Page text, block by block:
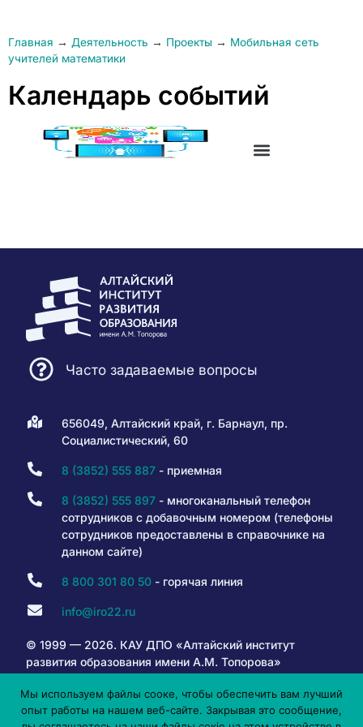
Главная → Деятельность → Проекты → Мобильная сеть
учителей математики
Календарь событий
Часто задаваемые вопросы
656049, Алтайский край, г. Барнаул, пр.
Социалистический, 60
8 (3852) 555 887- приемная
8 (3852) 555 897- многоканальный телефон
сотрудников с добавочным номером (телефоны
сотрудников предоставлены в справочнике на
данном сайте)
8 800 301 80 50- горячая линия
info@iro22.ru
© 1999 — 2026. КАУ ДПО «Алтайский институт
развития образования имени А.М. Топорова»
6+
Мы используем файлы сооке, чтобы обеспечить вам лучший
опыт работы на нашем веб-сайте. Закрывая это сообщение,